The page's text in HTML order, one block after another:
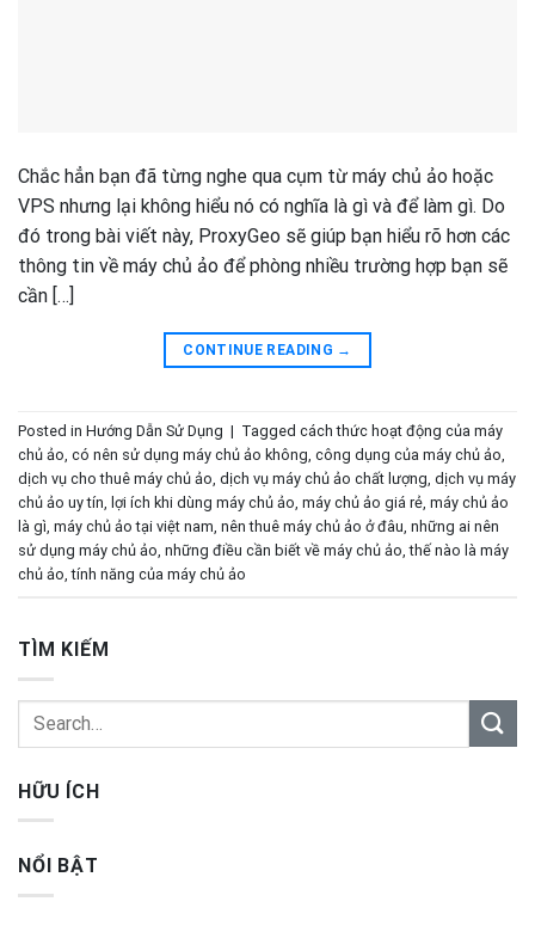
Chắc hẳn bạn đã từng nghe qua cụm từ máy chủ ảo hoặc
VPS nhưng lại không hiểu nó có nghĩa là gì và để làm gì. Do
đó trong bài viết này, ProxyGeo sẽ giúp bạn hiểu rõ hơn các
thông tin về máy chủ ảo để phòng nhiều trường hợp bạn sẽ
cần […]
CONTINUE READING →
Posted in Hướng Dẫn Sử Dụng | Tagged cách thức hoạt động của máy
chủ ảo, có nên sử dụng máy chủ ảo không, công dụng của máy chủ ảo,
dịch vụ cho thuê máy chủ ảo, dịch vụ máy chủ ảo chất lượng, dịch vụ máy
chủ ảo uy tín, lợi ích khi dùng máy chủ ảo, máy chủ ảo giá rẻ, máy chủ ảo
là gì, máy chủ ảo tại việt nam, nên thuê máy chủ ảo ở đâu, những ai nên
sử dụng máy chủ ảo, những điều cần biết về máy chủ ảo,thế nào là máy
chủ ảo,tính năng của máy chủ ảo
TÌM KIẾM
HỮU ÍCH
NỔI BẬT